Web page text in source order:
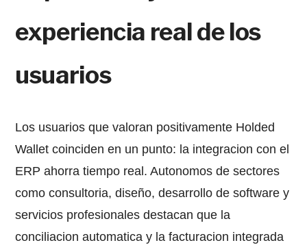
experiencia real de los
usuarios
Los usuarios que valoran positivamente Holded
Wallet coinciden en un punto: la integracion con el
ERP ahorra tiempo real. Autonomos de sectores
como consultoria, diseño, desarrollo de software y
servicios profesionales destacan que la
conciliacion automatica y la facturacion integrada